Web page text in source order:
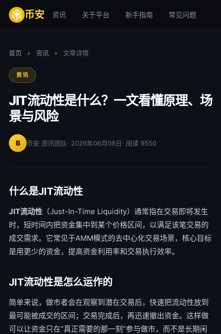
币安 资讯 关于平台 新手指南 常见问题
首页 › 资讯 › 文章详情
资讯
JIT流动性是什么？一文看懂原理、场
景与风险
B 币安 资讯团队· 2026年06月08日· 阅读 9550
什么是JIT流动性
JIT流动性 （Just-In-Time Liquidity）通常指在交易即将发生
时，短时间内把资金集中到某个价格区间，以满足该笔交易的
成交需求。它常见于AMM模式的去中心化交易场景，核心目标
是用更少的资金，提高资金利用率和交易执行效率。
JIT流动性是怎么运作的
简单来说，做市者会在观察到潜在交易后，快速把流动性放到
最可能被成交的区间；交易完成后，再迅速撤出资金。这样做
可以让资金只在“真正需要的那一刻”参与做市，而不是长期闲